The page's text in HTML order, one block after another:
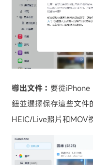
導出文件： 要從iPhone
鈕並選擇保存這些文件
HEIC/Live照片和MOV